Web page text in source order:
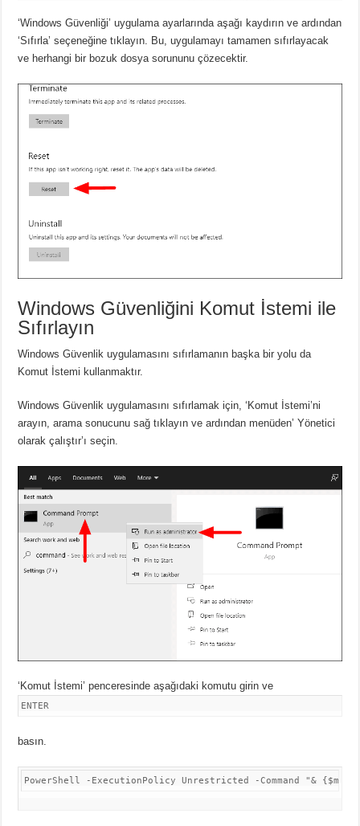
‘Windows Güvenliği’ uygulama ayarlarında aşağı kaydırın ve ardından
‘Sıfırla’ seçeneğine tıklayın. Bu, uygulamayı tamamen sıfırlayacak
ve herhangi bir bozuk dosya sorununu çözecektir.
Windows Güvenliğini Komut İstemi ile
Sıfırlayın
Windows Güvenlik uygulamasını sıfırlamanın başka bir yolu da
Komut İstemi kullanmaktır.
Windows Güvenlik uygulamasını sıfırlamak için, ‘Komut İstemi’ni
arayın, arama sonucunu sağ tıklayın ve ardından menüden’ Yönetici
olarak çalıştır’ı seçin.
‘Komut İstemi’ penceresinde aşağıdaki komutu girin ve
ENTER
basın.
PowerShell -ExecutionPolicy Unrestricted -Command "&